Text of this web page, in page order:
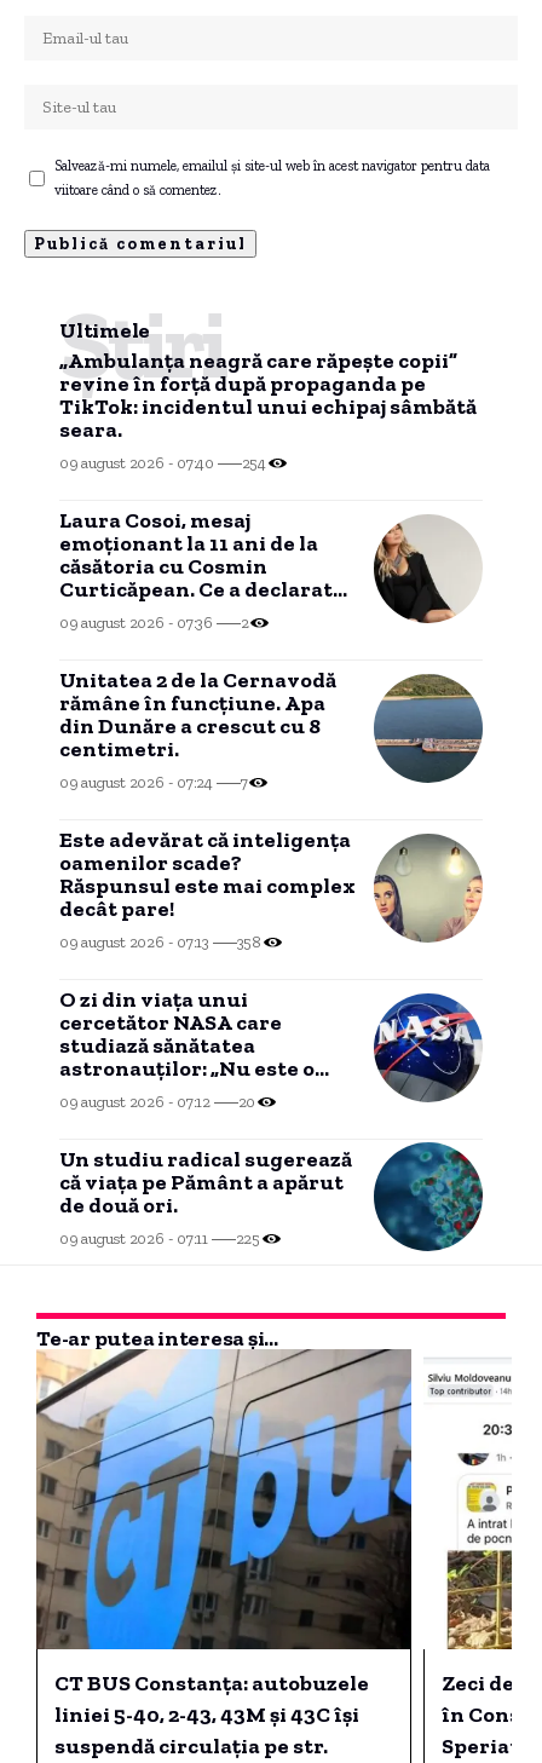
Salvează-mi numele, emailul și site-ul web în acest navigator pentru data
viitoare când o să comentez.
Ultimele
Știri
„Ambulanța neagră care răpește copii”
revine în forță după propaganda pe
TikTok: incidentul unui echipaj sâmbătă
seara.
09 august 2026 - 07:40 254
Laura Cosoi, mesaj
emoționant la 11 ani de la
căsătoria cu Cosmin
Curticăpean. Ce a declarat
despre tatăl celor cinci
fetițe
09 august 2026 - 07:36 2
Unitatea 2 de la Cernavodă
rămâne în funcțiune. Apa
din Dunăre a crescut cu 8
centimetri.
09 august 2026 - 07:24 7
Este adevărat că inteligența
oamenilor scade?
Răspunsul este mai complex
decât pare!
09 august 2026 - 07:13 358
O zi din viața unui
cercetător NASA care
studiază sănătatea
astronauților: „Nu este o
știință complicată”
09 august 2026 - 07:12 20
Un studiu radical sugerează
că viața pe Pământ a apărut
de două ori.
09 august 2026 - 07:11 225
Te-ar putea interesa și...
CT BUS Constanța: autobuzele
liniei 5-40, 2-43, 43M și 43C își
suspendă circulația pe str.
Zeci de
în
Speriate